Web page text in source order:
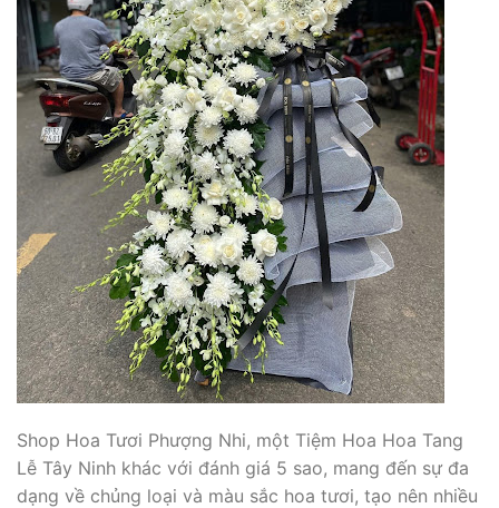
Shop Hoa Tươi Phượng Nhi, một Tiệm Hoa Hoa Tang
Lễ Tây Ninh khác với đánh giá 5 sao, mang đến sự đa
dạng về chủng loại và màu sắc hoa tươi, tạo nên nhiều